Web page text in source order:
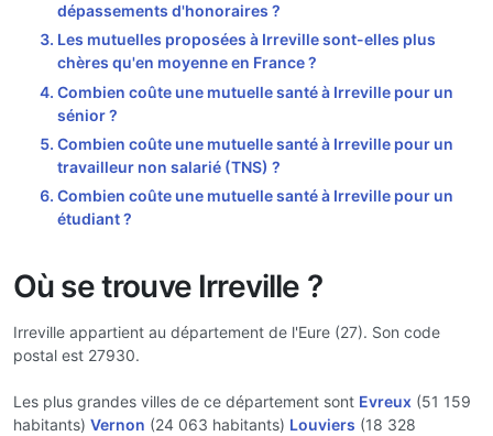
dépassements d'honoraires ?
Les mutuelles proposées à Irreville sont-elles plus
chères qu'en moyenne en France ?
Combien coûte une mutuelle santé à Irreville pour un
sénior ?
Combien coûte une mutuelle santé à Irreville pour un
travailleur non salarié (TNS) ?
Combien coûte une mutuelle santé à Irreville pour un
étudiant ?
Où se trouve Irreville ?
Irreville appartient au département de l'Eure (27). Son code
postal est 27930.
Les plus grandes villes de ce département sont Evreux (51 159
habitants) Vernon (24 063 habitants) Louviers (18 328